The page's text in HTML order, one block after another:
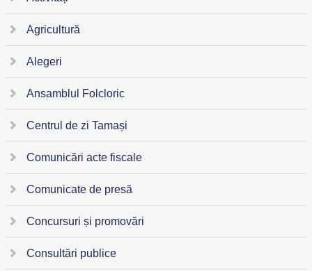
Agricultură
Alegeri
Ansamblul Folcloric
Centrul de zi Tamași
Comunicări acte fiscale
Comunicate de presă
Concursuri și promovări
Consultări publice